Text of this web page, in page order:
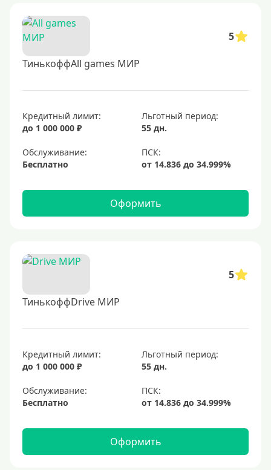
5
ТинькоффAll games МИР
Кредитный лимит:
до 1 000 000 ₽
Льготный период:
55 дн.
Обслуживание:
Бесплатно
Оформить
5
ТинькоффDrive МИР
Кредитный лимит:
до 1 000 000 ₽
Льготный период:
55 дн.
Обслуживание:
Бесплатно
Оформить